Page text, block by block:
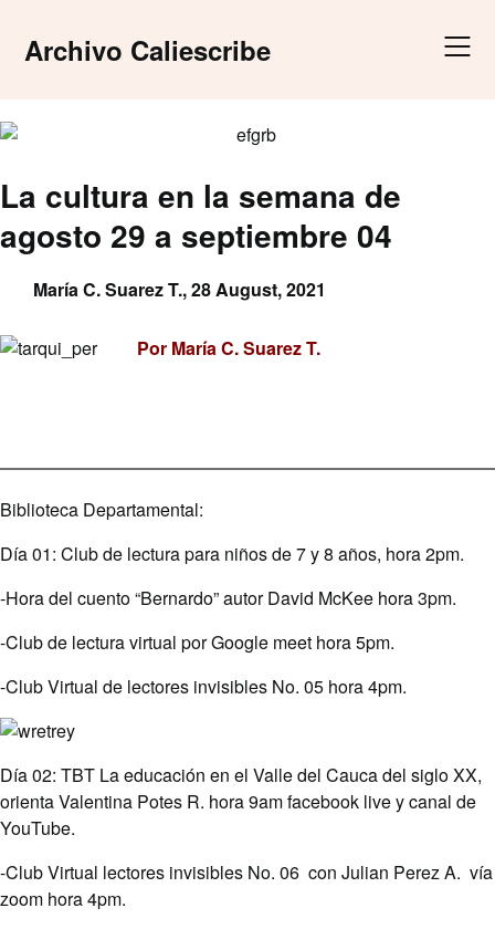
contentArchivo Caliescribe
La cultura en la semana de
agosto 29 a septiembre 04
María C. Suarez T.,28 August, 2021
Por María C. Suarez T.
Biblioteca Departamental:
Día 01: Club de lectura para niños de 7 y 8 años, hora 2pm.
-Hora del cuento “Bernardo” autor David McKee hora 3pm.
-Club de lectura virtual por Google meet hora 5pm.
-Club Virtual de lectores invisibles No. 05 hora 4pm.
Día 02: TBT La educación en el Valle del Cauca del siglo XX,
orienta Valentina Potes R. hora 9am facebook live y canal de
YouTube.
-Club Virtual lectores invisibles No. 06 con Julian Perez A. vía
zoom hora 4pm.